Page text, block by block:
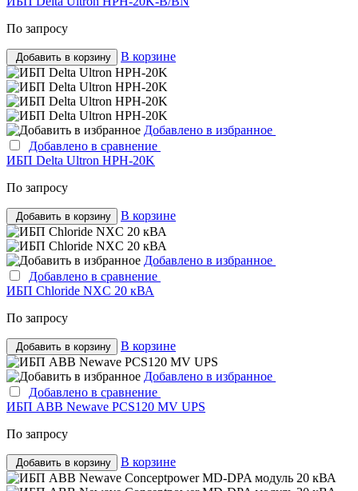
По запросу
Добавить в корзину В корзине
Добавлено в избранное
Добавлено в сравнение
ИБП Delta Ultron HPH-20K
По запросу
Добавить в корзину В корзине
Добавлено в избранное
Добавлено в сравнение
ИБП Chloride NXC 20 кВА
По запросу
Добавить в корзину В корзине
Добавлено в избранное
Добавлено в сравнение
ИБП ABB Newave PCS120 MV UPS
По запросу
Добавить в корзину В корзине